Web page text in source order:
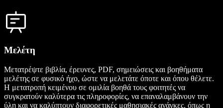
Μελέτη
Μετατρέψτε βιβλία, έρευνες, PDF, σημειώσεις και βοηθήματα
μελέτης σε φυσικό ήχο, ώστε να μελετάτε όποτε και όπου θέλετε.
Η μετατροπή κειμένου σε ομιλία βοηθά τους φοιτητές να
συγκρατούν καλύτερα τις πληροφορίες, να επαναλαμβάνουν την
ύλη και να καλύπτουν διαφορετικές μαθησιακές ανάγκες, όπως η